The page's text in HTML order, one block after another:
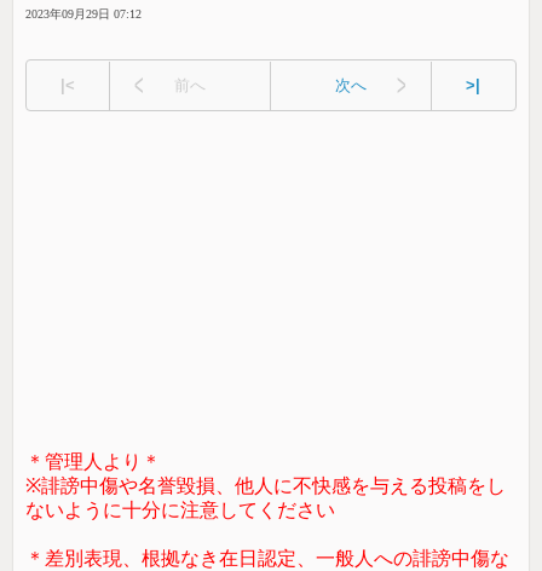
2023年09月29日 07:12
|< 前へ 次へ >|
＊管理人より＊
※誹謗中傷や名誉毀損、他人に不快感を与える投稿をし
ないように十分に注意してください
＊差別表現、根拠なき在日認定、一般人への誹謗中傷な